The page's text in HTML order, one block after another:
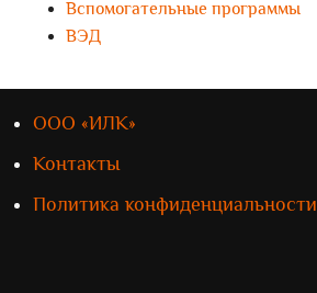
Вспомогательные программы
ВЭД
ООО «ИЛК»
Контакты
Политика конфиденциальности